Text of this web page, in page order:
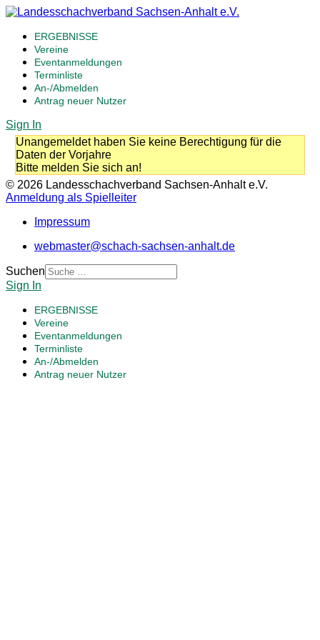
ERGEBNISSE
Vereine
Eventanmeldungen
Terminliste
An-/Abmelden
Antrag neuer Nutzer
Sign In
Unangemeldet haben Sie keine Berechtigung für die
Daten der Vorjahre
Bitte melden Sie sich an!
© 2026 Landesschachverband Sachsen-Anhalt e.V.
Anmeldung als Spielleiter
Impressum
webmaster@schach-sachsen-anhalt.de
Suchen
Sign In
ERGEBNISSE
Vereine
Eventanmeldungen
Terminliste
An-/Abmelden
Antrag neuer Nutzer